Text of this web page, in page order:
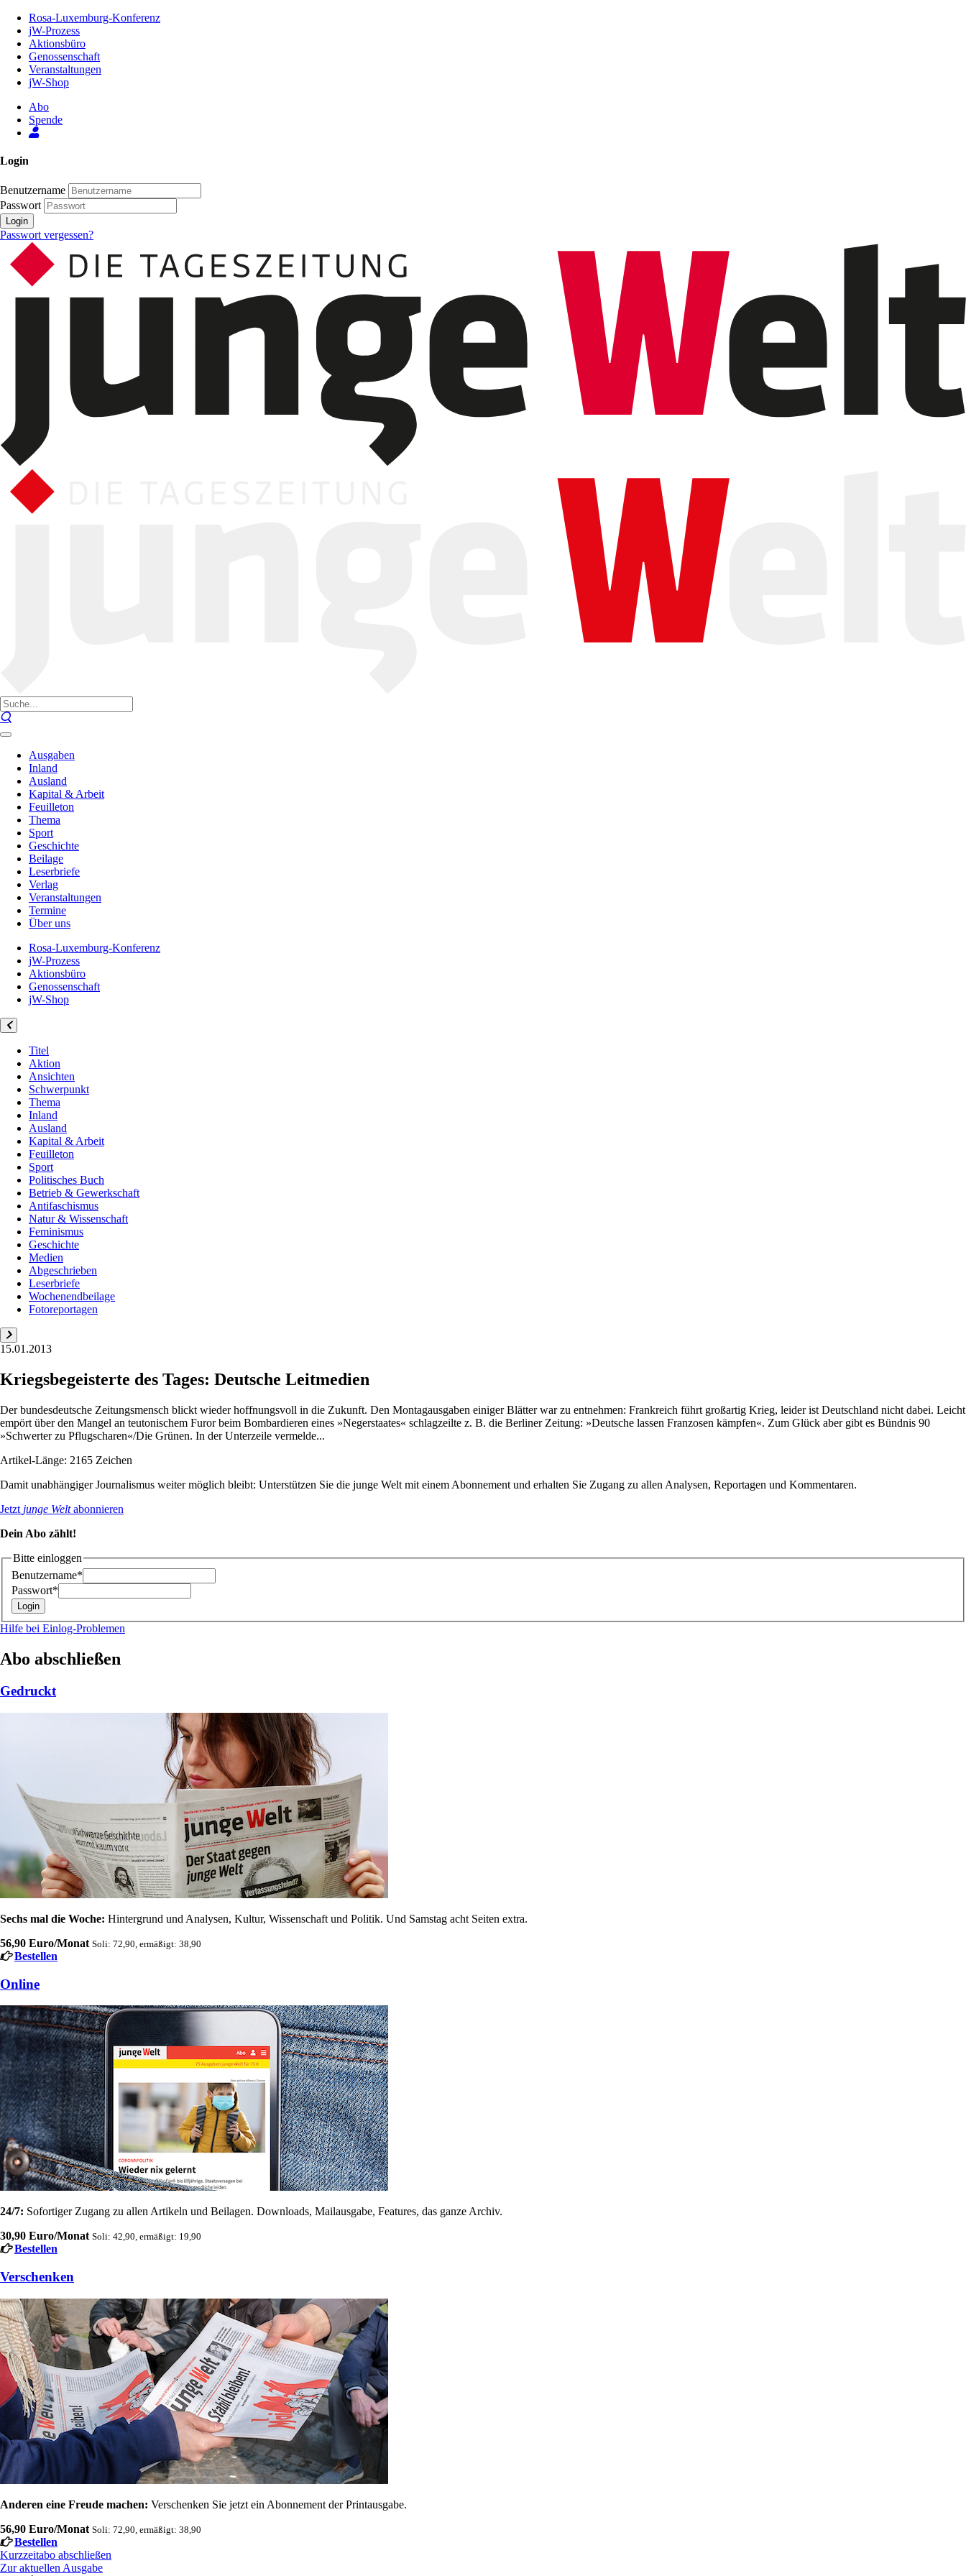
Inhalt
Seite
Rosa-Luxemburg-Konferenz
jW-Prozess
Aktionsbüro
Genossenschaft
Veranstaltungen
jW-Shop
Abo
Spende
Login
Benutzername
Passwort
Login
Passwort vergessen?
Ausgaben
Inland
Ausland
Kapital & Arbeit
Feuilleton
Thema
Sport
Geschichte
Beilage
Leserbriefe
Verlag
Veranstaltungen
Termine
Über uns
Rosa-Luxemburg-Konferenz
jW-Prozess
Aktionsbüro
Genossenschaft
jW-Shop
Titel
Aktion
Ansichten
Schwerpunkt
Thema
Inland
Ausland
Kapital & Arbeit
Feuilleton
Sport
Politisches Buch
Betrieb & Gewerkschaft
Antifaschismus
Natur & Wissenschaft
Feminismus
Geschichte
Medien
Abgeschrieben
Leserbriefe
Wochenendbeilage
Fotoreportagen
15.01.2013
Kriegsbegeisterte des Tages: Deutsche Leitmedien
Der bundesdeutsche Zeitungsmensch blickt wieder hoffnungsvoll in die Zukunft. Den Montagausgaben einiger Blätter war zu entnehmen: Frankreich führt großartig Krieg, leider ist Deutschland nicht dabei. Leicht
empört über den Mangel an teutonischem Furor beim Bombardieren eines »Negerstaates« schlagzeilte z. B. die Berliner Zeitung: »Deutsche lassen Franzosen kämpfen«. Zum Glück aber gibt es Bündnis 90
»Schwerter zu Pflugscharen«/Die Grünen. In der Unterzeile vermelde...
Artikel-Länge: 2165 Zeichen
Damit unabhängiger Journalismus weiter möglich bleibt: Unterstützen Sie die junge Welt mit einem Abonnement und erhalten Sie Zugang zu allen Analysen, Reportagen und Kommentaren.
Jetzt junge Weltabonnieren
Dein Abo zählt!
Bitte einloggen
Benutzername*
Passwort*
Hilfe bei Einlog-Problemen
Abo abschließen
Gedruckt
Sechs mal die Woche: Hintergrund und Analysen, Kultur, Wissenschaft und Politik. Und Samstag acht Seiten extra.
56,90 Euro/Monat Soli: 72,90, ermäßigt: 38,90
Bestellen
Online
24/7: Sofortiger Zugang zu allen Artikeln und Beilagen. Downloads, Mailausgabe, Features, das ganze Archiv.
30,90 Euro/Monat Soli: 42,90, ermäßigt: 19,90
Bestellen
Verschenken
Anderen eine Freude machen: Verschenken Sie jetzt ein Abonnement der Printausgabe.
56,90 Euro/Monat Soli: 72,90, ermäßigt: 38,90
Bestellen
Kurzzeitabo abschließen
Zur aktuellen Ausgabe